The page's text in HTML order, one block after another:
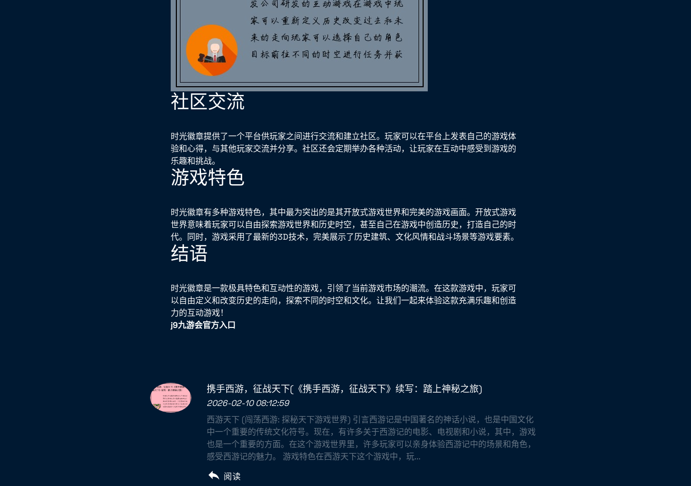
社区交流
时光徽章提供了一个平台供玩家之间进行交流和建立社区。玩家可以在平台上发表自己的游戏体
验和心得，与其他玩家交流并分享。社区还会定期举办各种活动，让玩家在互动中感受到游戏的
乐趣和挑战。
游戏特色
时光徽章有多种游戏特色，其中最为突出的是其开放式游戏世界和完美的游戏画面。开放式游戏
世界意味着玩家可以自由探索游戏世界和历史时空，甚至自己在游戏中创造历史，打造自己的时
代。同时，游戏采用了最新的3D技术，完美展示了历史建筑、文化风情和战斗场景等游戏要素。
结语
时光徽章是一款极具特色和互动性的游戏，引领了当前游戏市场的潮流。在这款游戏中，玩家可
以自由定义和改变历史的走向，探索不同的时空和文化。让我们一起来体验这款充满乐趣和创造
力的互动游戏！
j9九游会官方入口
携手西游，征战天下(《携手西游，征战天下》续写：踏上神秘之旅)
2026-02-10 08:12:59
西游天下 (闯荡西游: 探秘天下游戏世界) 引言西游记是中国著名的神话小说，也是中国文化
中一个重要的传统文化符号。现在，有许多关于西游记的电影、电视剧和小说，其中，游戏
也是一个重要的方面。在这个游戏世界里，许多玩家可以亲身体验西游记中的场景和角色，
感受西游记的魅力。 游戏特色在西游天下这个游戏中，玩...
阅读